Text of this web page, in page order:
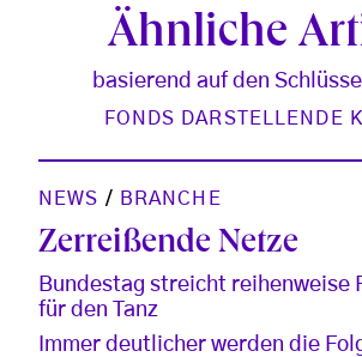
Ähnliche
basierend auf den
FONDS DARSTELLENDE
NEWS / BRANCHE
Zerreißende Netze
Bundestag streicht reihenweise
für den Tanz
Immer deutlicher werden die